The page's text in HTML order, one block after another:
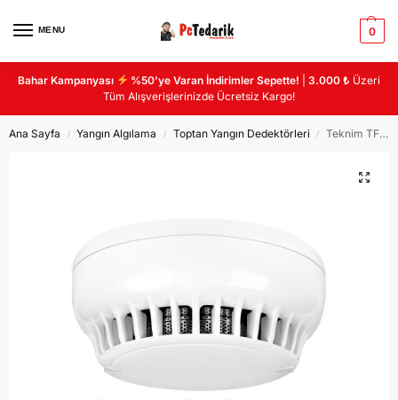
MENU 0
Bahar Kampanyası %50’ye Varan İndirimler Sepette! |3.000 ₺ Üzeri
Tüm Alışverişlerinizde Ücretsiz Kargo!
Ana Sayfa / Yangın Algılama / Toptan Yangın Dedektörleri / Teknim TFD-4230 Konvansiyonel Optik Duman Dedektörü (Taban Hariç), LPCB